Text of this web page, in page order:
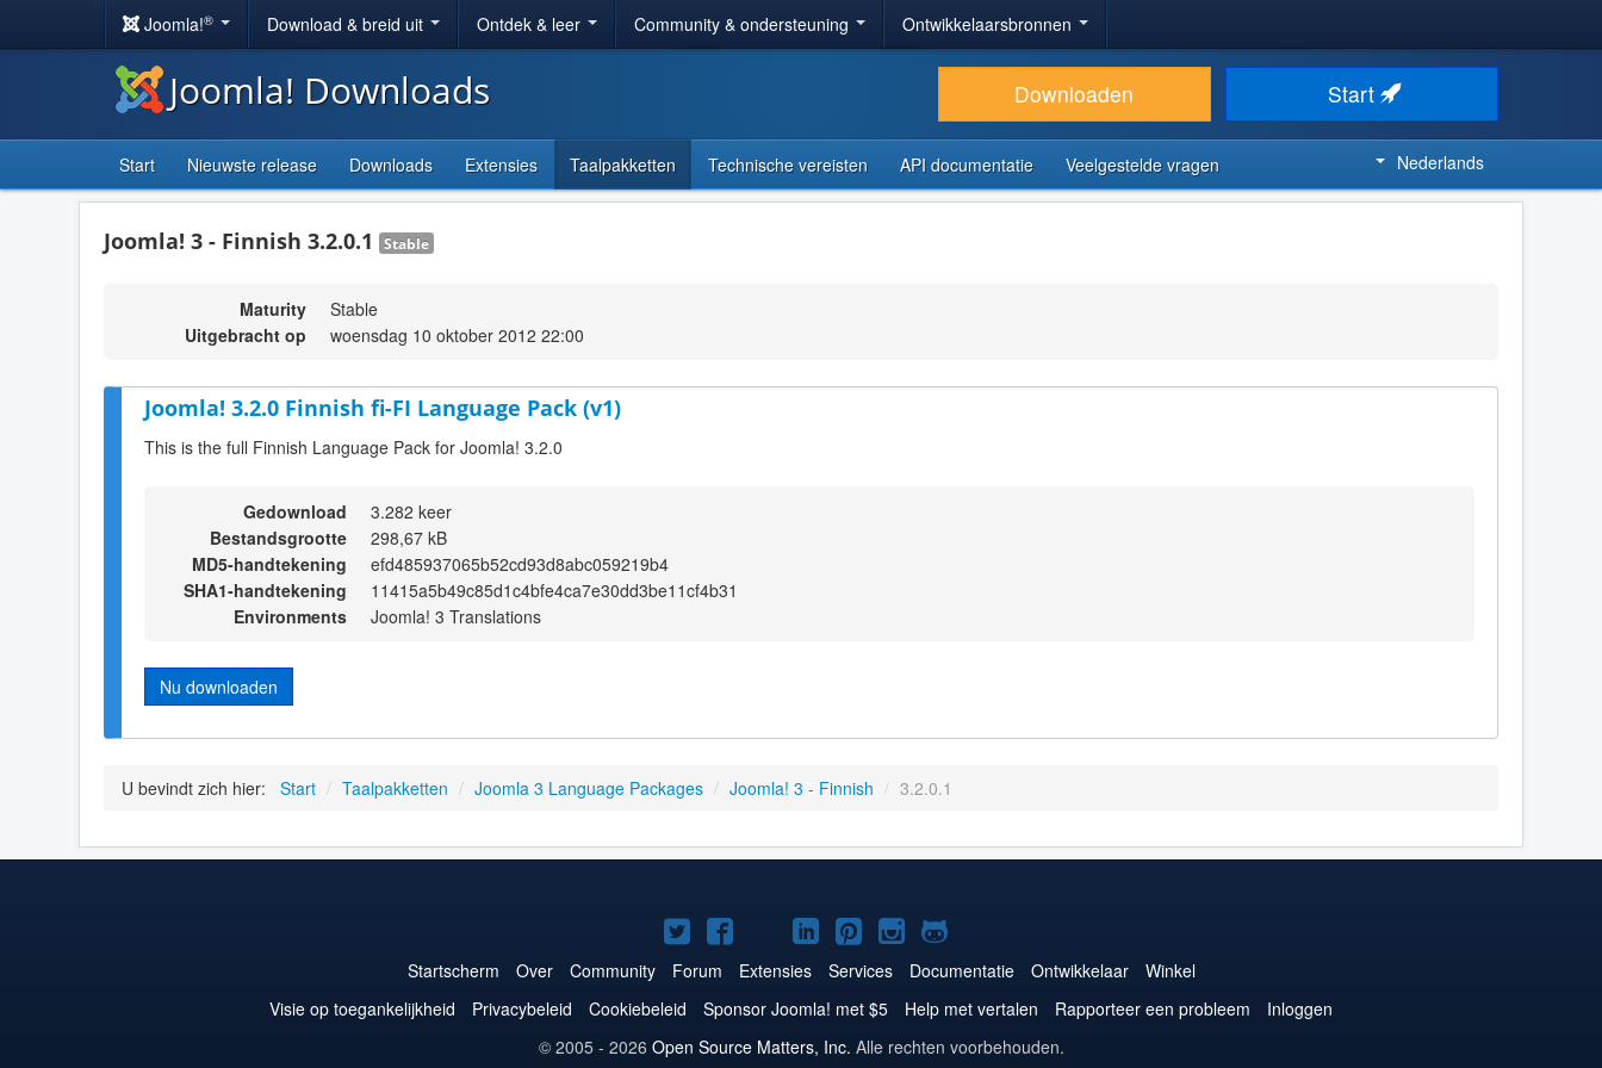
Joomla!® Download & breid uit Ontdek & leer Community & ondersteuning Ontwikkelaarsbronnen
Joomla! Downloads Downloaden Start
Start Nieuwste release Downloads Extensies Taalpakketten Technische vereisten API documentatie Veelgestelde vragen Nederlands
Joomla! 3 - Finnish 3.2.0.1 Stable
Maturity
Stable
Uitgebracht op
woensdag 10 oktober 2012 22:00
Joomla! 3.2.0 Finnish fi-FI Language Pack (v1)
This is the full Finnish Language Pack for Joomla! 3.2.0
Gedownload
3.282 keer
Bestandsgrootte
298,67 kB
MD5-handtekening
efd485937065b52cd93d8abc059219b4
SHA1-handtekening
11415a5b49c85d1c4bfe4ca7e30dd3be11cf4b31
Environments
Joomla! 3 Translations
Nu downloaden
U bevindt zich hier: Start / Taalpakketten / Joomla 3 Language Packages / Joomla! 3 - Finnish / 3.2.0.1
Joomla!
op
Twitter
Joomla!
op
Facebook
Joomla!
op
YouTube
Joomla!
op
LinkedIn
Joomla!
op
Pinterest
Joomla!
op
Instagram
Joomla!
op
GitHub
Startscherm Over Community Forum Extensies Services Documentatie Ontwikkelaar
Winkel
Visie op toegankelijkheid
Privacybeleid Cookiebeleid Sponsor Joomla! met $5 Help met vertalen Rapporteer een probleem
Inloggen
© 2005 - 2026 Open Source Matters, Inc. Alle rechten voorbehouden.